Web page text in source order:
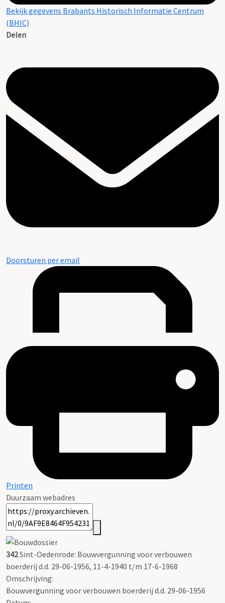
Bekijk gegevens Brabants Historisch Informatie Centrum
(BHIC)
Delen
Doorsturen per email
Printen
Duurzaam webadres
342Sint-Oedenrode: Bouwvergunning voor verbouwen
boerderij d.d. 29-06-1956, 11-4-1940 t/m 17-6-1968
Omschrijving:
Bouwvergunning voor verbouwen boerderij d.d. 29-06-1956